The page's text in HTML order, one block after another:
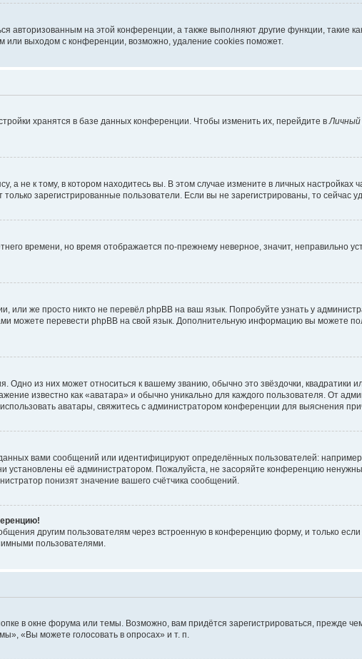
авторизованным на этой конференции, а также выполняют другие функции, такие
или выходом с конференции, возможно, удаление cookies поможет.
хранятся в базе данных конференции. Чтобы изменить их, перейдите вЛичный
а не к тому, в котором находитесь вы. В этом случае измените в личных настройках
только зарегистрированные пользователи. Если вы не зарегистрированы, то сейчас
времени, но время отображается по-прежнему неверное, значит, неправильно
или же просто никто не перевёл phpBB на ваш язык. Попробуйте узнать у
можете перевести phpBB на свой язык. Дополнительную информацию вы можете
Одно из них может относиться к вашему званию, обычно это звёздочки, квадратики
известно как «аватара» и обычно уникально для каждого пользователя. От
аватары, свяжитесь с администратором конференции для выяснения
вами сообщений или идентифицируют определённых пользователей:
установлены её администратором. Пожалуйста, не засоряйте конференцию
понизят значение вашего счётчика сообщений.
другим пользователям через встроенную в конференцию форму, и только
пользователями.
в окне форума или темы. Возможно, вам придётся зарегистрироваться, прежде
«Вы можете голосовать в опросах» и т. п.